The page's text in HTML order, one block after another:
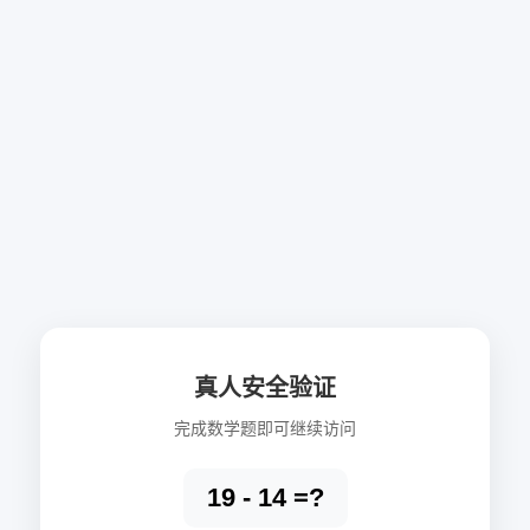
真人安全验证
完成数学题即可继续访问
19 - 14 =?